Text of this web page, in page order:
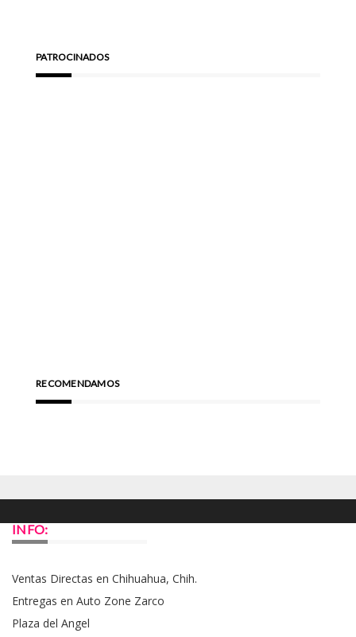
PATROCINADOS
RECOMENDAMOS
INFO:
Ventas Directas en Chihuahua, Chih.
Entregas en Auto Zone Zarco
Plaza del Angel